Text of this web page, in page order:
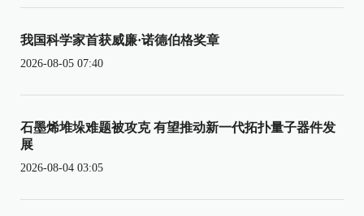
我国科学家首获威廉·诺德伯格奖章
2026-08-05 07:40
石墨烯堆垛难题被攻克 有望推动新一代拓扑量子器件发
展
2026-08-04 03:05